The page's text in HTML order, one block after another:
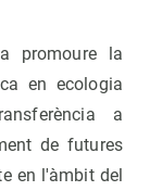
promoure la
en ecologia
a
de futures
en l'àmbit del